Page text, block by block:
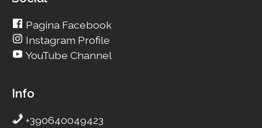
Pagina Facebook
Instagram Profile
YouTube Channel
Info
+390640049423